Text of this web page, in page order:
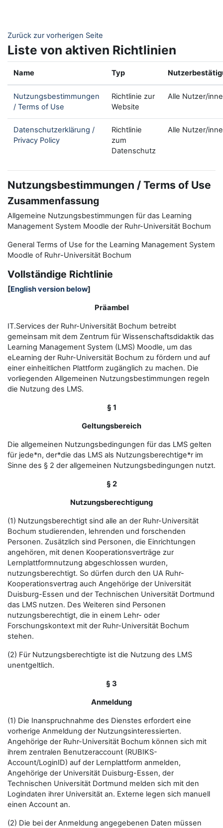
Zurück zur vorherigen Seite
Liste von aktiven Richtlinien
Name Typ
Nutzungsbestimmungen
/ Terms of Use
Richtlinie zur
Website
Alle Nutzer/
Datenschutzerklärung /
Privacy Policy
Richtlinie
zum
Datenschutz
Alle Nutzer/
Nutzungsbestimmungen / Terms of Use
Zusammenfassung
Allgemeine Nutzungsbestimmungen für das Learning
Management System Moodle der Ruhr-Universität Bochum
General Terms of Use for the Learning Management System
Moodle of Ruhr-Universität Bochum
Vollständige Richtlinie
[English version below]
Präambel
IT.Services der Ruhr-Universität Bochum betreibt
gemeinsam mit dem Zentrum für Wissenschaftsdidaktik das
Learning Management System (LMS) Moodle, um das
eLearning der Ruhr-Universität Bochum zu fördern und auf
einer einheitlichen Plattform zugänglich zu machen. Die
vorliegenden Allgemeinen Nutzungsbestimmungen regeln
die Nutzung des LMS.
§ 1
Geltungsbereich
Die allgemeinen Nutzungsbedingungen für das LMS gelten
für jede*n, der*die das LMS als Nutzungsberechtige*r im
Sinne des § 2 der allgemeinen Nutzungsbedingungen nutzt.
§ 2
Nutzungsberechtigung
(1) Nutzungsberechtigt sind alle an der Ruhr-Universität
Bochum studierenden, lehrenden und forschenden
Personen. Zusätzlich sind Personen, die Einrichtungen
angehören, mit denen Kooperationsverträge zur
Lernplattformnutzung abgeschlossen wurden,
nutzungsberechtigt. So dürfen durch den UA Ruhr-
Kooperationsvertrag auch Angehörige der Universität
Duisburg-Essen und der Technischen Universität Dortmund
das LMS nutzen. Des Weiteren sind Personen
nutzungsberechtigt, die in einem Lehr- oder
Forschungskontext mit der Ruhr-Universität Bochum
stehen.
(2) Für Nutzungsberechtigte ist die Nutzung des LMS
unentgeltlich.
§ 3
Anmeldung
(1) Die Inanspruchnahme des Dienstes erfordert eine
vorherige Anmeldung der Nutzungsinteressierten.
Angehörige der Ruhr-Universität Bochum können sich mit
ihrem zentralen Benutzeraccount (RUBIKS-
Account/LoginID) auf der Lernplattform anmelden,
Angehörige der Universität Duisburg-Essen, der
Technischen Universität Dortmund melden sich mit den
Logindaten ihrer Universität an. Externe legen sich manuell
einen Account an.
(2) Die bei der Anmeldung angegebenen Daten müssen